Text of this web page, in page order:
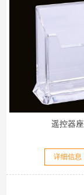
遥控器座
详细信息